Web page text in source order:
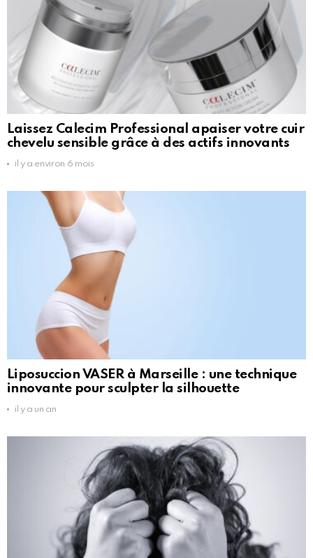
Laissez Calecim Professional apaiser votre cuir
chevelu sensible grâce à des actifs innovants
il y a environ 6 mois
Liposuccion VASER à Marseille : une technique
innovante pour sculpter la silhouette
il y a un an